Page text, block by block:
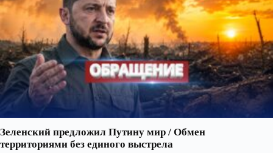
Зеленский предложил Путину мир / Обмен
территориями без единого выстрела